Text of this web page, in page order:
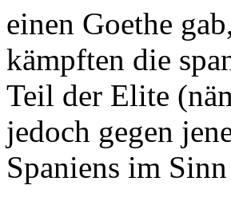
einen Goethe
kämpften die
Teil der Elite
jedoch gegen
Spaniens im